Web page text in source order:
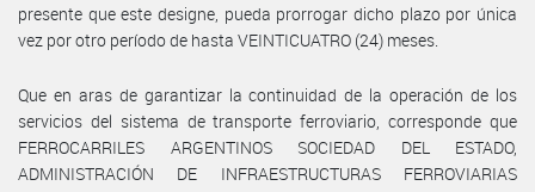
presente que este designe, pueda prorrogar dicho plazo por única
vez por otro período de hasta VEINTICUATRO (24) meses.
Que en aras de garantizar la continuidad de la operación de los
servicios del sistema de transporte ferroviario, corresponde que
FERROCARRILES ARGENTINOS SOCIEDAD DEL ESTADO,
ADMINISTRACIÓN DE INFRAESTRUCTURAS FERROVIARIAS